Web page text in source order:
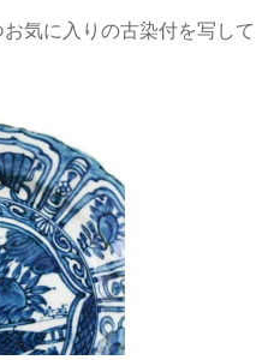
気に入りの古染付を写して